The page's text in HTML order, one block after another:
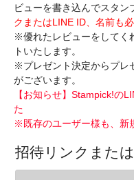
ビューを書き込んでスタン
クまたはLINE ID、名前も
※優れたレビューをしてく
トいたします。
※プレゼント決定からプレ
がございます。
【お知らせ】Stampick!の
た
※既存のユーザー様も、新
招待リンクまた